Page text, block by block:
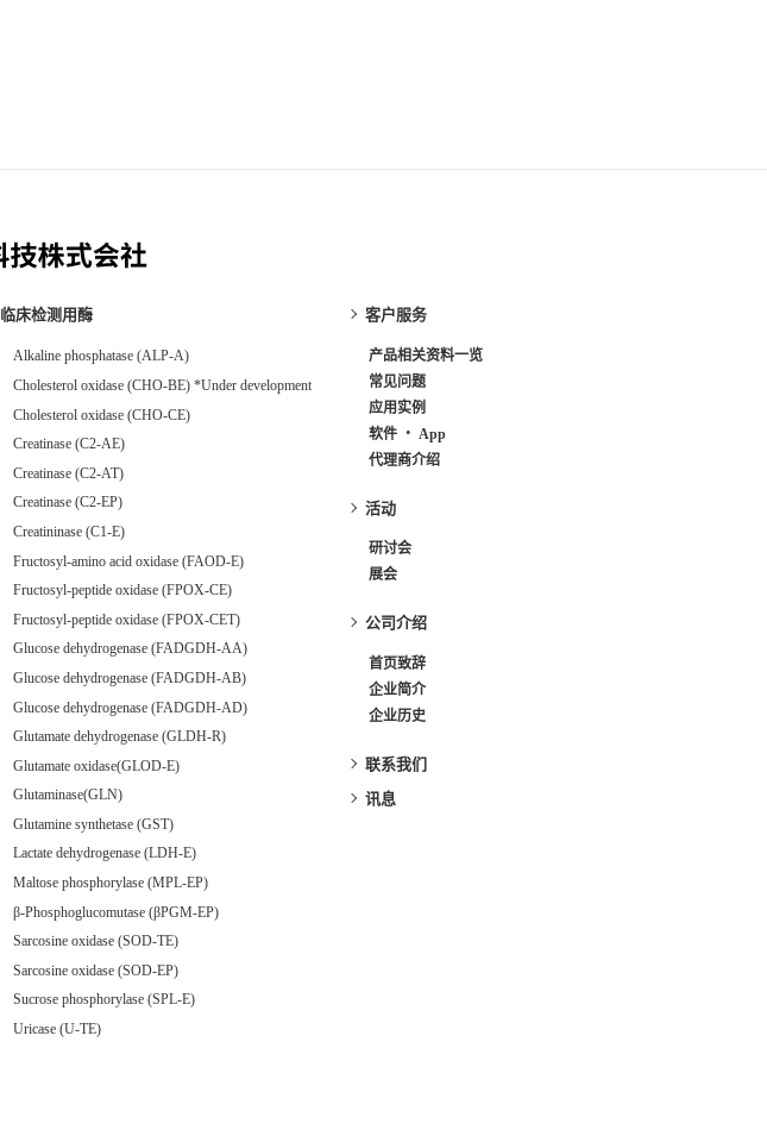
临床检测用酶
Alkaline phosphatase (ALP-A)
Cholesterol oxidase (CHO-BE) *Under development
Cholesterol oxidase (CHO-CE)
Creatinase (C2-AE)
Creatinase (C2-AT)
Creatinase (C2-EP)
Creatininase (C1-E)
Fructosyl-amino acid oxidase (FAOD-E)
Fructosyl-peptide oxidase (FPOX-CE)
Fructosyl-peptide oxidase (FPOX-CET)
Glucose dehydrogenase (FADGDH-AA)
Glucose dehydrogenase (FADGDH-AB)
Glucose dehydrogenase (FADGDH-AD)
Glutamate dehydrogenase (GLDH-R)
Glutamate oxidase(GLOD-E)
Glutaminase(GLN)
Glutamine synthetase (GST)
Lactate dehydrogenase (LDH-E)
Maltose phosphorylase (MPL-EP)
β-Phosphoglucomutase (βPGM-EP)
Sarcosine oxidase (SOD-TE)
Sarcosine oxidase (SOD-EP)
Sucrose phosphorylase (SPL-E)
Uricase (U-TE)
客户服务
产品相关资料一览
常见问题
应用实例
软件 ・ App
代理商介绍
活动
研讨会
展会
公司介绍
首页致辞
企业简介
企业历史
联系我们
讯息